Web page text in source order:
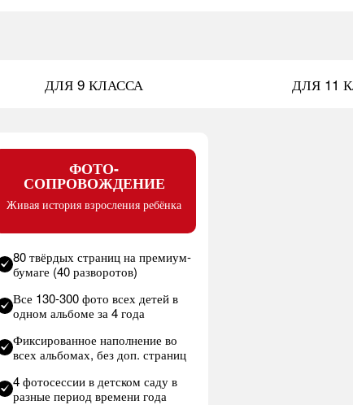
ДЛЯ 9 КЛАССА ДЛЯ 11
ФОТО-
СОПРОВОЖДЕНИЕ
Живая история взросления ребёнка
80 твёрдых страниц на премиум-
бумаге (40 разворотов)
Все 130-300 фото всех детей в
одном альбоме за 4 года
Фиксированное наполнение во
всех альбомах, без доп. страниц
4 фотосессии в детском саду в
разные период времени года